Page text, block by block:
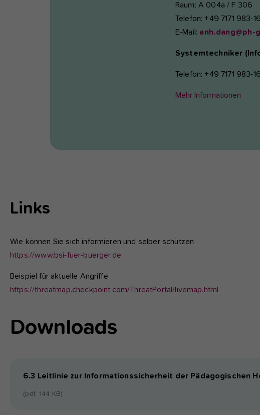
Raum: A 004a / F 306
Telefon: +49 7171 983-
E-Mail: anh.dang@ph-
Systemtechniker
Telefon: +49 7171 983-
Mehr Informationen
Links
Wie können Sie sich informieren und selber schützen
https://www.bsi-fuer-buerger.de
Beispiel für aktuelle Angriffe
https://threatmap.checkpoint.com/ThreatPortal/livemap.html
Downloads
6.3 Leitlinie zur Informationssicherheit der Pädagogischen
(pdf, 144 KB)